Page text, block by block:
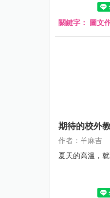
關鍵字： 圖文
期待的校外
作者：羊麻吉
夏天的高溫，